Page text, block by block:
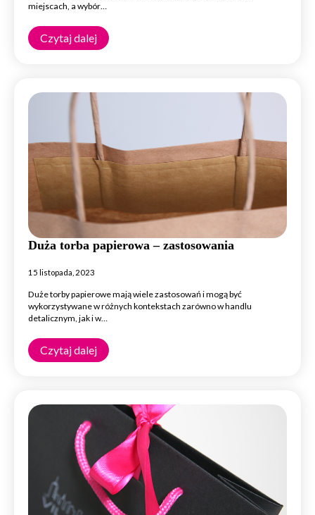
miejscach, a wybór…
Czytaj dalej
Duża torba papierowa – zastosowania
15 listopada, 2023
Duże torby papierowe mają wiele zastosowań i mogą być
wykorzystywane w różnych kontekstach zarówno w handlu
detalicznym, jak i w…
Czytaj dalej